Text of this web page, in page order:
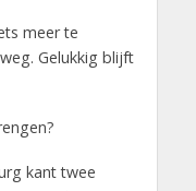
meer te
Gelukkig blijft
kant twee